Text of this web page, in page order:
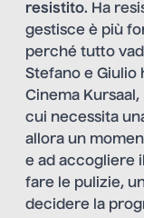
resistito. Ha
gestisce è più
perché tutto
Stefano e Giulio
Cinema
cui necessita
allora un
e ad accogliere
fare le pulizie,
decidere la